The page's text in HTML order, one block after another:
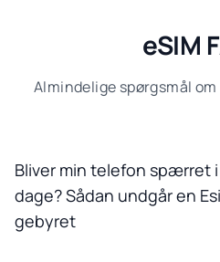
eSIM
Almindelige spørgsmål
Bliver min telefon spærret
dage? Sådan undgår en
gebyret